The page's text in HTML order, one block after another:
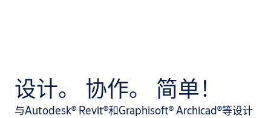
设计。 协作。 简单！
与Autodesk® Revit®和Graphisoft® Archicad®等设计